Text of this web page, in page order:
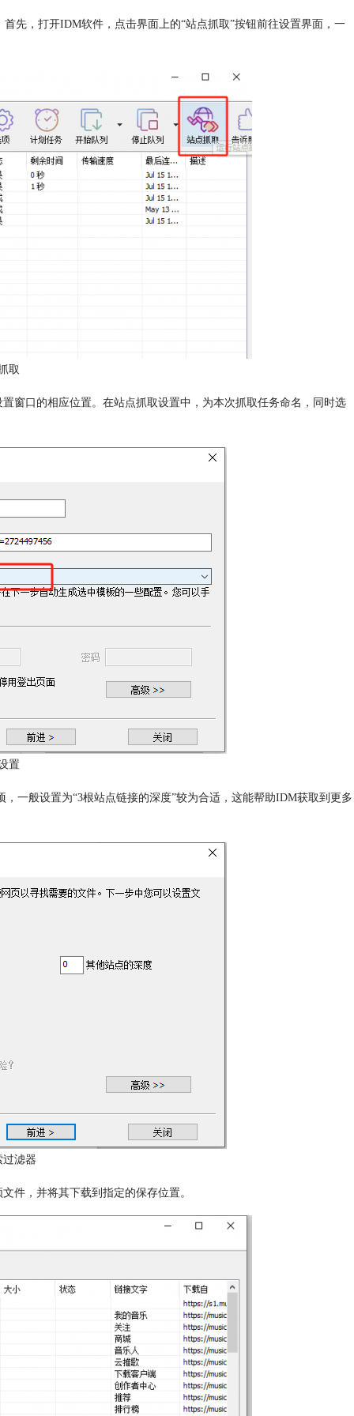
先，打开IDM软件，点击界面上的“站点抓取”按钮前往设置界面，一
取
窗口的相应位置。在站点抓取设置中，为本次抓取任务命名，同时选
置
一般设置为“3根站点链接的深度”较为合适，这能帮助IDM获取到更多
过滤器
件，并将其下载到指定的保存位置。